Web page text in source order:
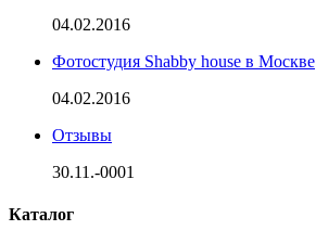
04.02.2016
Фотостудия Shabby house в Москве
04.02.2016
Отзывы
30.11.-0001
Каталог